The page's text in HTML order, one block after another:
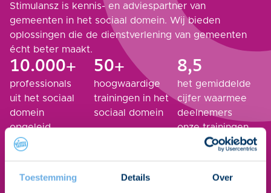
Toestemming Details Over
Stimulansz is kennis- en adviespartner van
gemeenten in het sociaal domein. Wij bieden
oplossingen die de dienstverlening van gemeenten
écht beter maakt.
10.000+
professionals
uit het sociaal
domein
opgeleid
50+
hoogwaardige
trainingen in het
sociaal domein
8,5
het gemiddelde
cijfer waarmee
deelnemers
onze trainingen
beoordelen